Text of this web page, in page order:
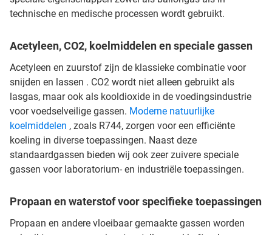
technische en medische processen wordt gebruikt.
Acetyleen, CO2, koelmiddelen en speciale gassen
Acetyleen en zuurstof zijn de klassieke combinatie voor
snijden en lassen . CO2 wordt niet alleen gebruikt als
lasgas, maar ook als kooldioxide in de voedingsindustrie
voor voedselveilige gassen. Moderne natuurlijke
koelmiddelen , zoals R744, zorgen voor een efficiënte
koeling in diverse toepassingen. Naast deze
standaardgassen bieden wij ook zeer zuivere speciale
gassen voor laboratorium- en industriële toepassingen.
Propaan en waterstof voor specifieke toepassingen
Propaan en andere vloeibaar gemaakte gassen worden